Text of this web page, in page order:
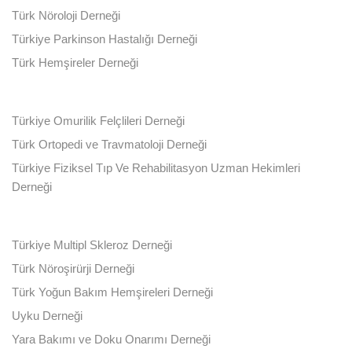
Türk Nöroloji Derneği
Türkiye Parkinson Hastalığı Derneği
Türk Hemşireler Derneği
Türkiye Omurilik Felçlileri Derneği
Türk Ortopedi ve Travmatoloji Derneği
Türkiye Fiziksel Tıp Ve Rehabilitasyon Uzman Hekimleri
Derneği
Türkiye Multipl Skleroz Derneği
Türk Nöroşirürji Derneği
Türk Yoğun Bakım Hemşireleri Derneği
Uyku Derneği
Yara Bakımı ve Doku Onarımı Derneği